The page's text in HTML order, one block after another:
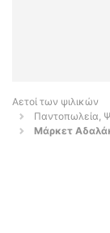
Αετοί των ψιλικών
Παντοπωλεία,
Μάρκετ